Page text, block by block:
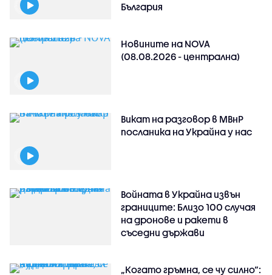
България
Новините на NOVA
(08.08.2026 - централна)
Викат на разговор в МВнР
посланика на Украйна у нас
Войната в Украйна извън
границите: Близо 100 случая
на дронове и ракети в
съседни държави
„Когато гръмна, се чу силно“: